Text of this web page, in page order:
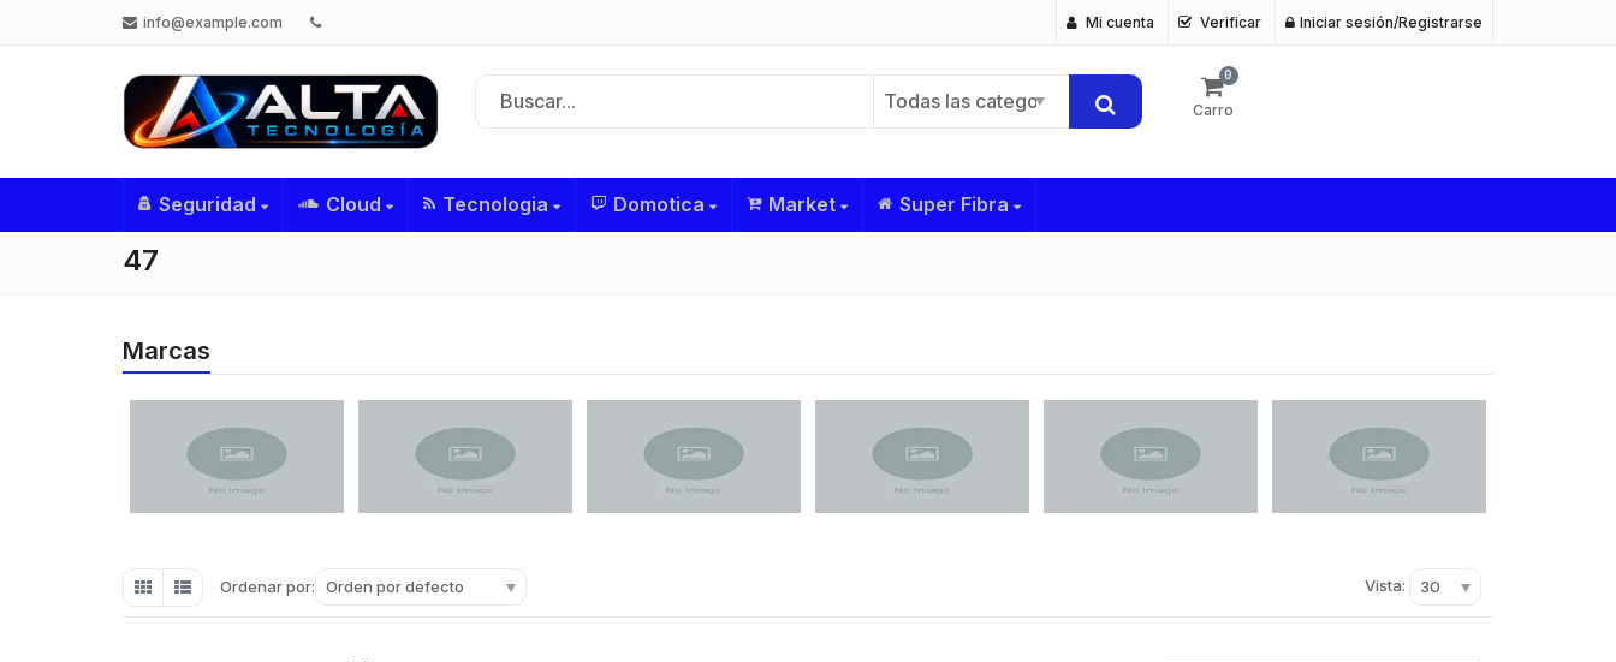
info@example.com Mi cuenta Verificar Iniciar sesión/Registrarse
Todas las categorías
0
Carro
Seguridad Cloud Tecnologia Domotica Market Super Fibra
47
Marcas
Ordenar por: Orden por defecto Vista: 30